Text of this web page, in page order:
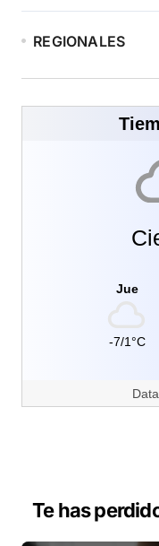
REGIONALES
Jue
-7/1°C
Te has